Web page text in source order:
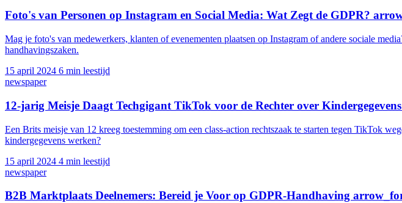
Foto's van Personen op Instagram en Social Media: Wat Zegt de GDPR?
Mag je foto's van medewerkers, klanten of evenementen plaatsen op Instagram of andere sociale
handhavingszaken.
15 april 2024 6 min leestijd
newspaper
12-jarig Meisje Daagt Techgigant TikTok voor de Rechter over Kindergegevens
Een Brits meisje van 12 kreeg toestemming om een class-action rechtszaak te starten tegen TikTok
kindergegevens werken?
15 april 2024 4 min leestijd
newspaper
B2B Marktplaats Deelnemers: Bereid je Voor op GDPR-Handhaving